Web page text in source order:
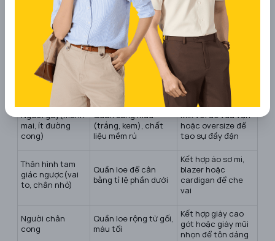
Thân hình quả
lê(hông to, đùi
Quần cạp cao, loe
tập trung ở phía
dưới
Kết hợp áo dáng
suông hoặc
croptop để tôn
vòng eo
Thân hình đồng
hồ cát(eo thon,
vai và hông cân
Hợp với mọi kiểu
quần ống loe
Mix áo ngắn, ôm
sát để tôn đường
cong
Người gầy(mảnh
mai, ít đường
cong)
Quần sáng màu
(trắng, kem), chất
liệu mềm rủ
Mix với áo vừa vặn
hoặc oversize để
tạo sự đầy đặn
Thân hình tam
giác ngược(vai
to, chân nhỏ)
Quần loe để cân
bằng tỉ lệ phần dưới
Kết hợp áo sơ mi,
blazer hoặc
cardigan để che
vai
Người chân
cong
Quần loe rộng từ gối,
màu tối
Kết hợp giày cao
gót hoặc giày mũi
nhọn để tôn dáng